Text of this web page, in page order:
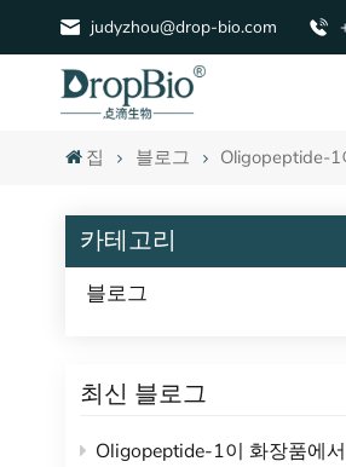
judyzhou@drop-bio.com
집 블로그 Oligopeptide-1
카테고리
블로그
최신 블로그
Oligopeptide-1이 화장품에서 인기가 높은 이유